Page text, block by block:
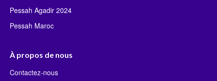
Pessah Agadir 2024
Pessah Maroc
À propos de nous
Contactez-nous